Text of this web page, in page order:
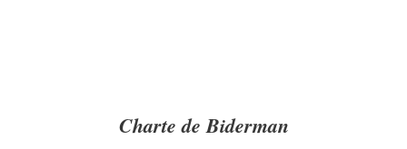
Charte de Biderman